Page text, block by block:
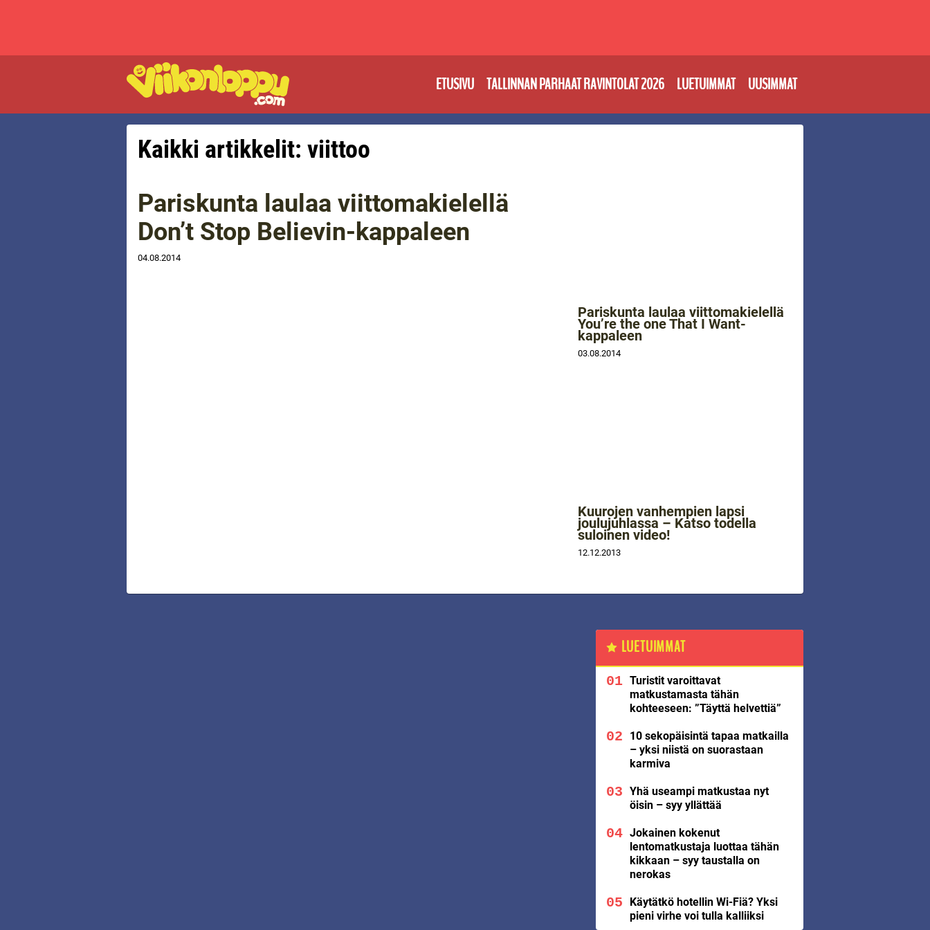
ETUSIVU TALLINNAN PARHAAT RAVINTOLAT 2026 LUETUIMMAT UUSIMMAT
Kaikki artikkelit: viittoo
Pariskunta laulaa viittomakielellä
Don’t Stop Believin-kappaleen
04.08.2014
Pariskunta laulaa viittomakielellä
You’re the one That I Want-
kappaleen
03.08.2014
Kuurojen vanhempien lapsi
joulujuhlassa – Katso todella
suloinen video!
12.12.2013
LUETUIMMAT
Turistit varoittavat
matkustamasta tähän
kohteeseen: ”Täyttä helvettiä”
10 sekopäisintä tapaa matkailla
– yksi niistä on suorastaan
karmiva
Yhä useampi matkustaa nyt
öisin – syy yllättää
Jokainen kokenut
lentomatkustaja luottaa tähän
kikkaan – syy taustalla on
nerokas
Käytätkö hotellin Wi-Fiä? Yksi
pieni virhe voi tulla kalliiksi